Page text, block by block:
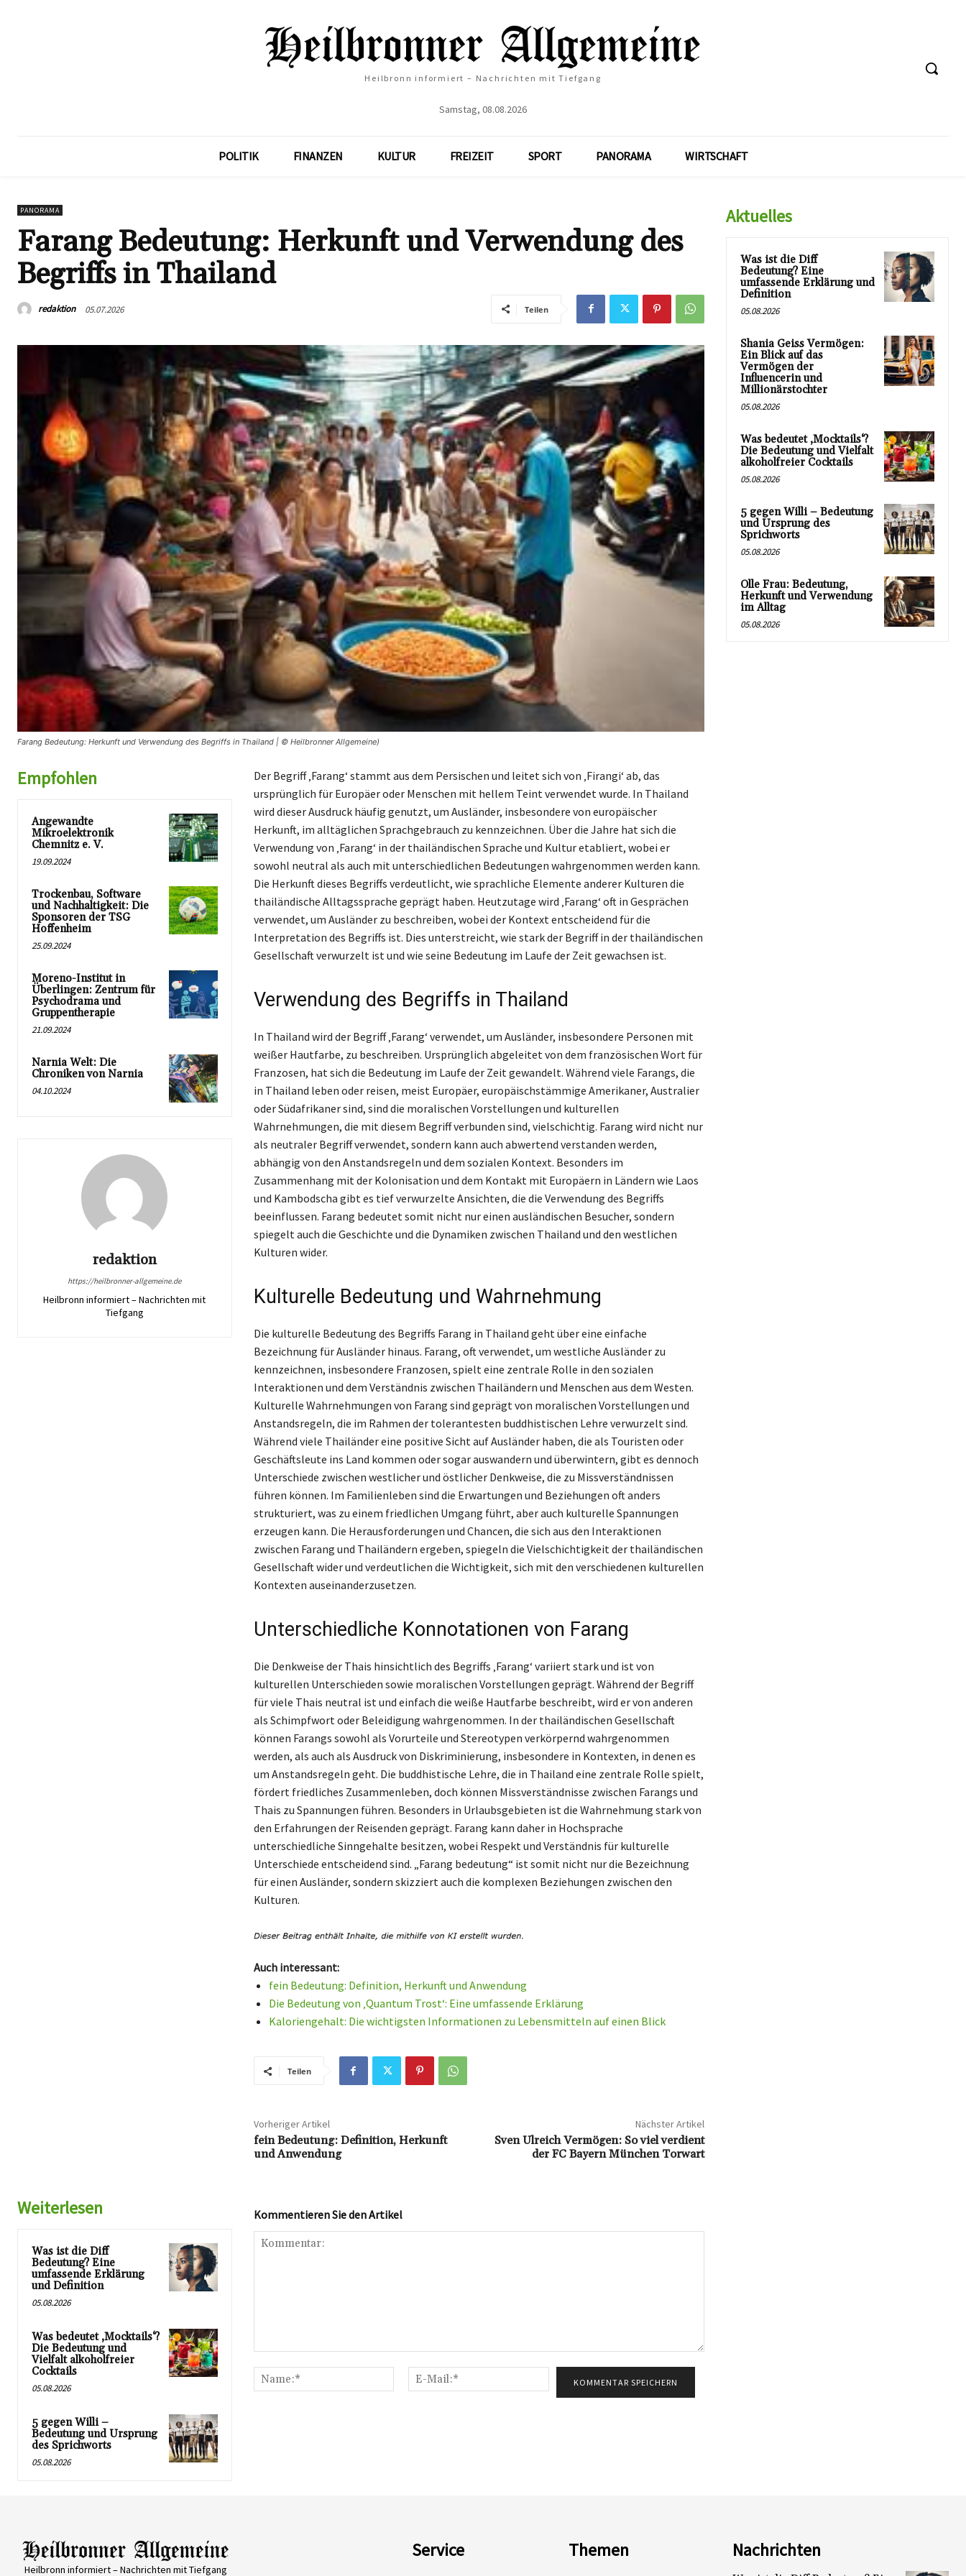
Heilbronn informiert – Nachrichten mit Tiefgang
Samstag, 08.08.2026
POLITIK FINANZEN KULTUR FREIZEIT SPORT PANORAMA WIRTSCHAFT
PANORAMA
Farang Bedeutung: Herkunft und Verwendung des
Begriffs in Thailand
redaktion 05.07.2026 Teilen
Farang Bedeutung: Herkunft und Verwendung des Begriffs in Thailand | © Heilbronner Allgemeine)
Empfohlen
Angewandte
Mikroelektronik
Chemnitz e. V.
19.09.2024
Trockenbau, Software
und Nachhaltigkeit: Die
Sponsoren der TSG
Hoffenheim
25.09.2024
Moreno-Institut in
Überlingen: Zentrum für
Psychodrama und
Gruppentherapie
21.09.2024
Narnia Welt: Die
Chroniken von Narnia
04.10.2024
redaktion
https://heilbronner-allgemeine.de
Heilbronn informiert – Nachrichten mit
Tiefgang
Der Begriff ‚Farang‘ stammt aus dem Persischen und leitet sich von ‚Firangi‘ ab, das
ursprünglich für Europäer oder Menschen mit hellem Teint verwendet wurde. In Thailand
wird dieser Ausdruck häufig genutzt, um Ausländer, insbesondere von europäischer
Herkunft, im alltäglichen Sprachgebrauch zu kennzeichnen. Über die Jahre hat sich die
Verwendung von ‚Farang‘ in der thailändischen Sprache und Kultur etabliert, wobei er
sowohl neutral als auch mit unterschiedlichen Bedeutungen wahrgenommen werden kann.
Die Herkunft dieses Begriffs verdeutlicht, wie sprachliche Elemente anderer Kulturen die
thailändische Alltagssprache geprägt haben. Heutzutage wird ‚Farang‘ oft in Gesprächen
verwendet, um Ausländer zu beschreiben, wobei der Kontext entscheidend für die
Interpretation des Begriffs ist. Dies unterstreicht, wie stark der Begriff in der thailändischen
Gesellschaft verwurzelt ist und wie seine Bedeutung im Laufe der Zeit gewachsen ist.
Verwendung des Begriffs in Thailand
In Thailand wird der Begriff ‚Farang‘ verwendet, um Ausländer, insbesondere Personen mit
weißer Hautfarbe, zu beschreiben. Ursprünglich abgeleitet von dem französischen Wort für
Franzosen, hat sich die Bedeutung im Laufe der Zeit gewandelt. Während viele Farangs, die
in Thailand leben oder reisen, meist Europäer, europäischstämmige Amerikaner, Australier
oder Südafrikaner sind, sind die moralischen Vorstellungen und kulturellen
Wahrnehmungen, die mit diesem Begriff verbunden sind, vielschichtig. Farang wird nicht nur
als neutraler Begriff verwendet, sondern kann auch abwertend verstanden werden,
abhängig von den Anstandsregeln und dem sozialen Kontext. Besonders im
Zusammenhang mit der Kolonisation und dem Kontakt mit Europäern in Ländern wie Laos
und Kambodscha gibt es tief verwurzelte Ansichten, die die Verwendung des Begriffs
beeinflussen. Farang bedeutet somit nicht nur einen ausländischen Besucher, sondern
spiegelt auch die Geschichte und die Dynamiken zwischen Thailand und den westlichen
Kulturen wider.
Kulturelle Bedeutung und Wahrnehmung
Die kulturelle Bedeutung des Begriffs Farang in Thailand geht über eine einfache
Bezeichnung für Ausländer hinaus. Farang, oft verwendet, um westliche Ausländer zu
kennzeichnen, insbesondere Franzosen, spielt eine zentrale Rolle in den sozialen
Interaktionen und dem Verständnis zwischen Thailändern und Menschen aus dem Westen.
Kulturelle Wahrnehmungen von Farang sind geprägt von moralischen Vorstellungen und
Anstandsregeln, die im Rahmen der tolerantesten buddhistischen Lehre verwurzelt sind.
Während viele Thailänder eine positive Sicht auf Ausländer haben, die als Touristen oder
Geschäftsleute ins Land kommen oder sogar auswandern und überwintern, gibt es dennoch
Unterschiede zwischen westlicher und östlicher Denkweise, die zu Missverständnissen
führen können. Im Familienleben sind die Erwartungen und Beziehungen oft anders
strukturiert, was zu einem friedlichen Umgang führt, aber auch kulturelle Spannungen
erzeugen kann. Die Herausforderungen und Chancen, die sich aus den Interaktionen
zwischen Farang und Thailändern ergeben, spiegeln die Vielschichtigkeit der thailändischen
Gesellschaft wider und verdeutlichen die Wichtigkeit, sich mit den verschiedenen kulturellen
Kontexten auseinanderzusetzen.
Unterschiedliche Konnotationen von Farang
Die Denkweise der Thais hinsichtlich des Begriffs ‚Farang‘ variiert stark und ist von
kulturellen Unterschieden sowie moralischen Vorstellungen geprägt. Während der Begriff
für viele Thais neutral ist und einfach die weiße Hautfarbe beschreibt, wird er von anderen
als Schimpfwort oder Beleidigung wahrgenommen. In der thailändischen Gesellschaft
können Farangs sowohl als Vorurteile und Stereotypen verkörpernd wahrgenommen
werden, als auch als Ausdruck von Diskriminierung, insbesondere in Kontexten, in denen es
um Anstandsregeln geht. Die buddhistische Lehre, die in Thailand eine zentrale Rolle spielt,
fördert friedliches Zusammenleben, doch können Missverständnisse zwischen Farangs und
Thais zu Spannungen führen. Besonders in Urlaubsgebieten ist die Wahrnehmung stark von
den Erfahrungen der Reisenden geprägt. Farang kann daher in Hochsprache
unterschiedliche Sinngehalte besitzen, wobei Respekt und Verständnis für kulturelle
Unterschiede entscheidend sind. „Farang bedeutung“ ist somit nicht nur die Bezeichnung
für einen Ausländer, sondern skizziert auch die komplexen Beziehungen zwischen den
Kulturen.
Auch interessant:
fein Bedeutung: Definition, Herkunft und Anwendung
Die Bedeutung von ‚Quantum Trost‘: Eine umfassende Erklärung
Kaloriengehalt: Die wichtigsten Informationen zu Lebensmitteln auf einen Blick
Teilen
Vorheriger Artikel
fein Bedeutung: Definition, Herkunft
und Anwendung
Nächster Artikel
Sven Ulreich Vermögen: So viel verdient
der FC Bayern München Torwart
Weiterlesen
Was ist die Diff
Bedeutung? Eine
umfassende Erklärung
und Definition
05.08.2026
Was bedeutet ‚Mocktails‘?
Die Bedeutung und
Vielfalt alkoholfreier
Cocktails
05.08.2026
5 gegen Willi –
Bedeutung und Ursprung
des Sprichworts
05.08.2026
Kommentieren Sie den Artikel
Name:*
Mail:*
Aktuelles
Was ist die Diff
Bedeutung? Eine
umfassende Erklärung und
Definition
05.08.2026
Shania Geiss Vermögen:
Ein Blick auf das
Vermögen der
Influencerin und
Millionärstochter
05.08.2026
Was bedeutet ‚Mocktails‘?
Die Bedeutung und Vielfalt
alkoholfreier Cocktails
05.08.2026
5 gegen Willi – Bedeutung
und Ursprung des
Sprichworts
05.08.2026
Olle Frau: Bedeutung,
Herkunft und Verwendung
im Alltag
05.08.2026
Heilbronn informiert – Nachrichten mit Tiefgang
Service Themen Nachrichten